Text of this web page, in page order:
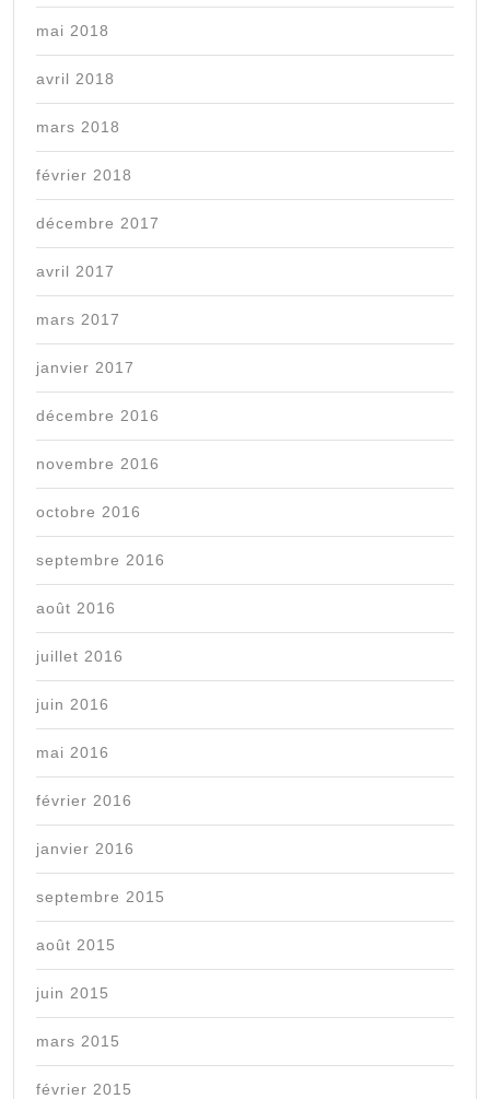
mai 2018
avril 2018
mars 2018
février 2018
décembre 2017
avril 2017
mars 2017
janvier 2017
décembre 2016
novembre 2016
octobre 2016
septembre 2016
août 2016
juillet 2016
juin 2016
mai 2016
février 2016
janvier 2016
septembre 2015
août 2015
juin 2015
mars 2015
février 2015